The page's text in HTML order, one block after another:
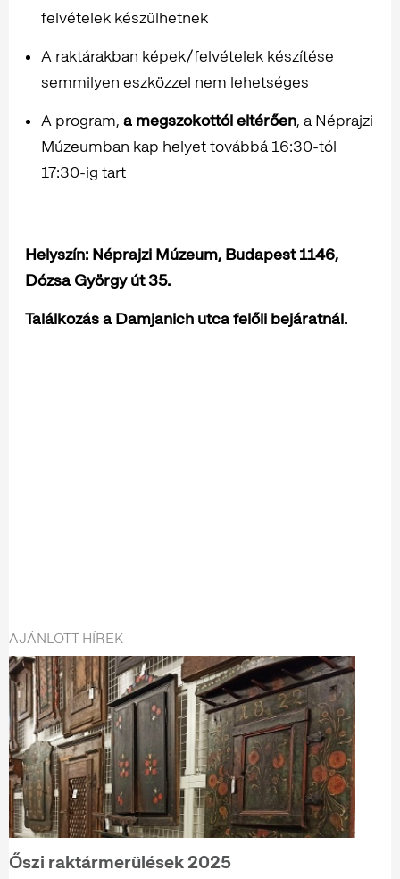
felvételek készülhetnek
A raktárakban képek/felvételek készítése
semmilyen eszközzel nem lehetséges
A program, a megszokottól eltérően, a Néprajzi
Múzeumban kap helyet továbbá 16:30-tól
17:30-ig tart
Helyszín: Néprajzi Múzeum, Budapest 1146,
Dózsa György út 35.
Találkozás a Damjanich utca felőli bejáratnál.
AJÁNLOTT HÍREK
Őszi raktármerülések 2025